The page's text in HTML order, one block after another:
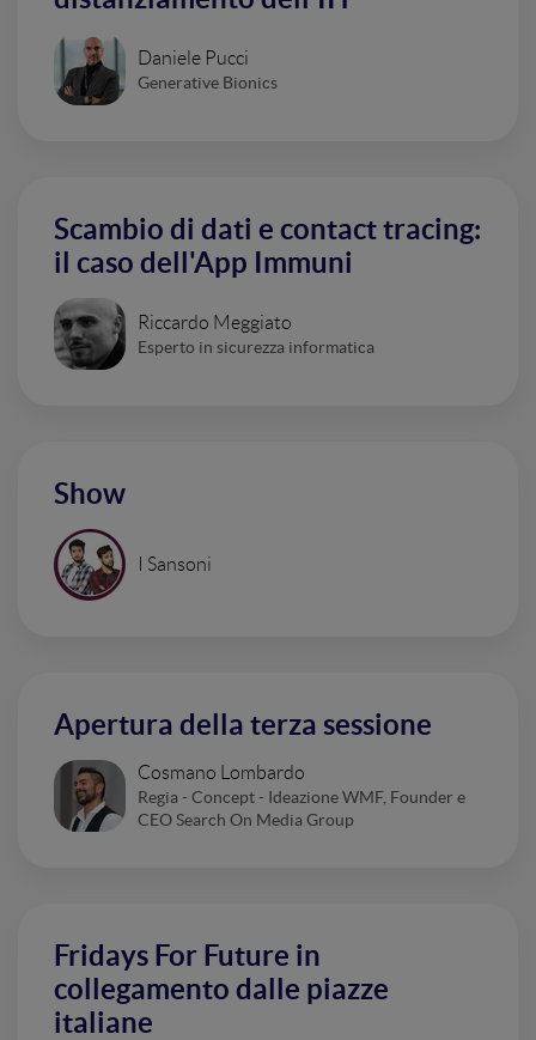
Daniele Pucci
Generative Bionics
Scambio di dati e contact tracing:
il caso dell'App Immuni
Riccardo Meggiato
Esperto in sicurezza informatica
Show
I Sansoni
Apertura della terza sessione
Cosmano Lombardo
Regia - Concept - Ideazione WMF, Founder e
CEO Search On Media Group
Fridays For Future in
collegamento dalle piazze
italiane